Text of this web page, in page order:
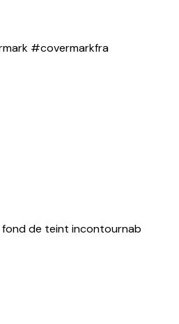
#covermarkfra
fond de teint incontournab